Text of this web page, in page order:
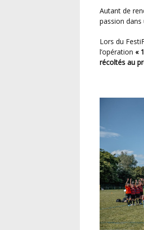
Autant de rendez-vous qui ont permis aux jeunes licenciées de se retrouver pour partager leur
passion dans
Lors du FestiFoot Halloween, une action solidaire a également été menée à travers
l’opération «
récoltés au